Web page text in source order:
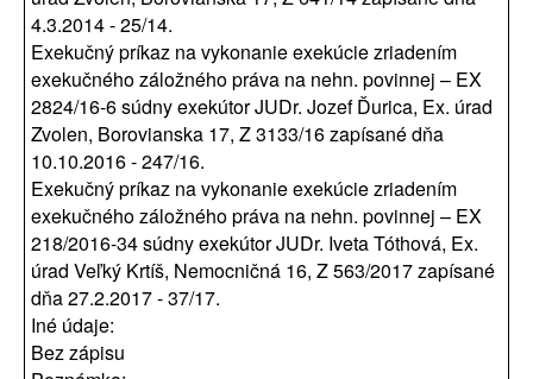
4.3.2014 - 25/14.
Exekučný príkaz na vykonanie exekúcie zriadením
exekučného záložného práva na nehn. povinnej – EX
2824/16-6 súdny exekútor JUDr. Jozef Ďurica, Ex. úrad
Zvolen, Borovianska 17, Z 3133/16 zapísané dňa
10.10.2016 - 247/16.
Exekučný príkaz na vykonanie exekúcie zriadením
exekučného záložného práva na nehn. povinnej – EX
218/2016-34 súdny exekútor JUDr. Iveta Tóthová, Ex.
úrad Veľký Krtíš, Nemocničná 16, Z 563/2017 zapísané
dňa 27.2.2017 - 37/17.
Iné údaje:
Bez zápisu